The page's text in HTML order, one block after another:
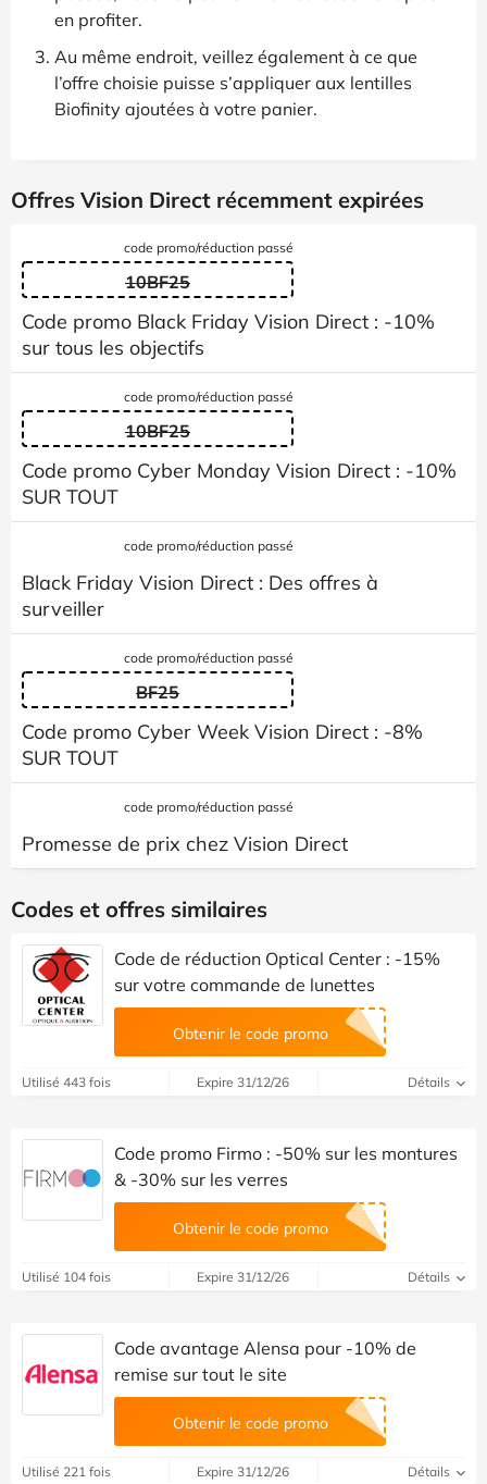
en profiter.
Au même endroit, veillez également à ce que
l’offre choisie puisse s’appliquer aux lentilles
Biofinity ajoutées à votre panier.
Offres Vision Direct récemment expirées
code promo/réduction passé
10BF25
Code promo Black Friday Vision Direct : -10%
sur tous les objectifs
code promo/réduction passé
10BF25
Code promo Cyber Monday Vision Direct : -10%
SUR TOUT
code promo/réduction passé
Black Friday Vision Direct : Des offres à
surveiller
code promo/réduction passé
BF25
Code promo Cyber Week Vision Direct : -8%
SUR TOUT
code promo/réduction passé
Promesse de prix chez Vision Direct
Codes et offres similaires
Code de réduction Optical Center : -15%
sur votre commande de lunettes
Obtenir le code promo
Utilisé 443 fois Expire 31/12/26 Détails
Code promo Firmo : -50% sur les montures
& -30% sur les verres
Obtenir le code promo
Utilisé 104 fois Expire 31/12/26 Détails
Code avantage Alensa pour -10% de
remise sur tout le site
Obtenir le code promo
Utilisé 221 fois Expire 31/12/26 Détails